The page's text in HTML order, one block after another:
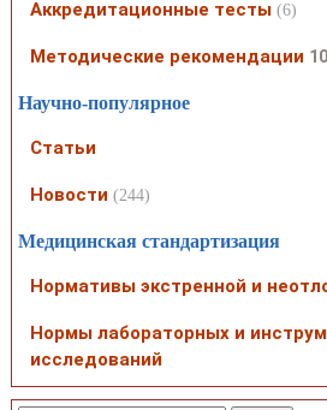
Аккредитационные тесты (6)
Методические рекомендации
Научно-популярное
Статьи
Новости (244)
Медицинская стандартизация
Нормативы экстренной и
Нормы лабораторных и
исследований